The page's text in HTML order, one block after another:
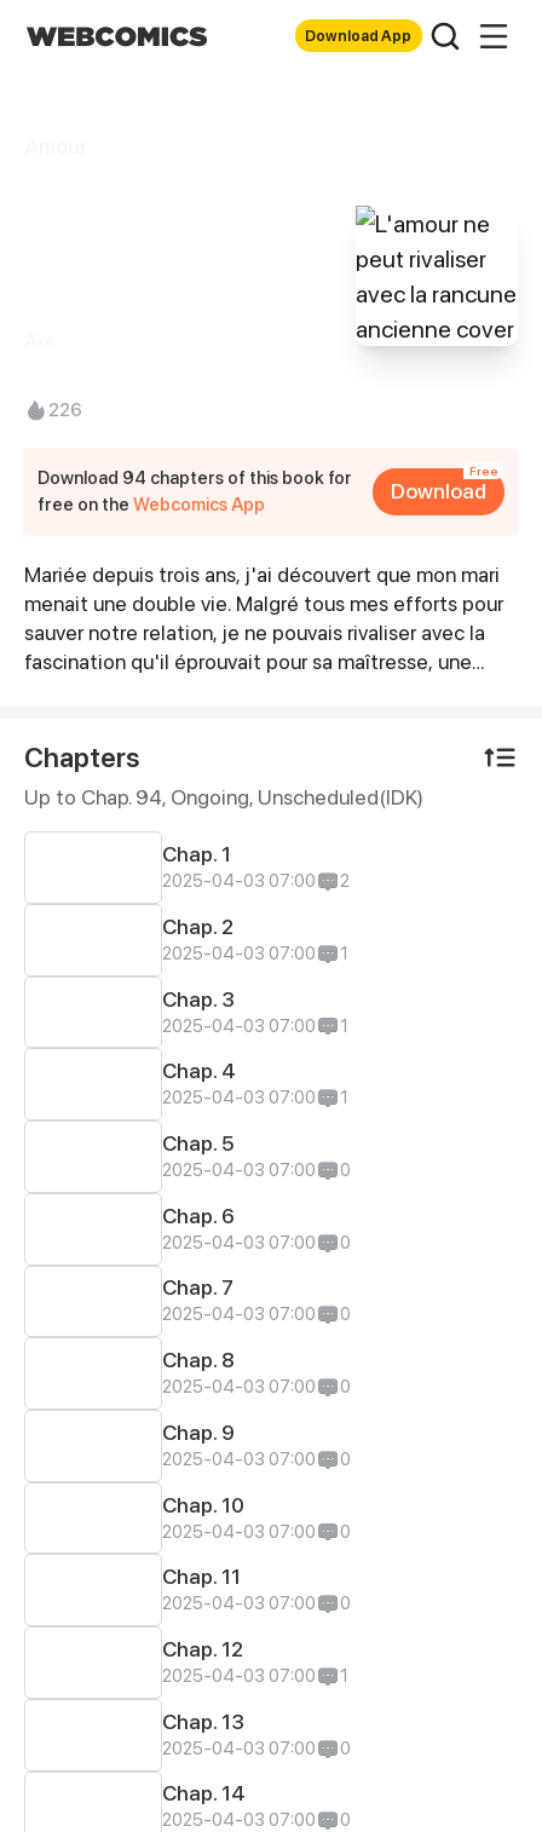
Download App
226
Download 94 chapters of this book for
free on theWebcomics App
Free
Download
Synopsis
Mariée depuis trois ans, j'ai découvert que mon mari
menait une double vie. Malgré tous mes efforts pour
sauver notre relation, je ne pouvais rivaliser avec la
fascination qu'il éprouvait pour sa maîtresse, une
différent pour me reconstruire. C'est alors que Feng
Jing est entré dans ma vie, comme un paysage
ouvrant la porte à un nouveau monde. Il m'a dit :
"Wutong, il y a tant de gens méprisables dans ce
monde. Si tu me tiens la main, tu n'auras plus jamais à
avoir peur."
Chapters
Up to Chap. 94, Ongoing, Unscheduled(IDK)
Chap. 1
2025-04-03 07:00 2
Chap. 2
2025-04-03 07:00 1
Chap. 3
2025-04-03 07:00 1
Chap. 4
2025-04-03 07:00 1
Chap. 5
2025-04-03 07:00 0
Chap. 6
2025-04-03 07:00 0
Chap. 7
2025-04-03 07:00 0
Chap. 8
2025-04-03 07:00 0
Chap. 9
2025-04-03 07:00 0
Chap. 10
2025-04-03 07:00 0
Chap. 11
2025-04-03 07:00 0
Chap. 12
2025-04-03 07:00 1
Chap. 13
2025-04-03 07:00 0
Chap. 14
2025-04-03 07:00 0